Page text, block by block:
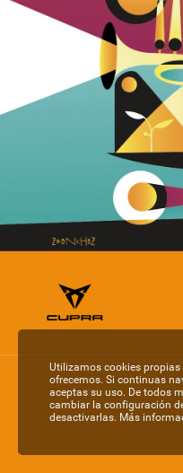
Utilizamos cookies
ofrecemos. Si continuas
aceptas su uso. De todos
cambiar la configuración
desactivarlas. Más